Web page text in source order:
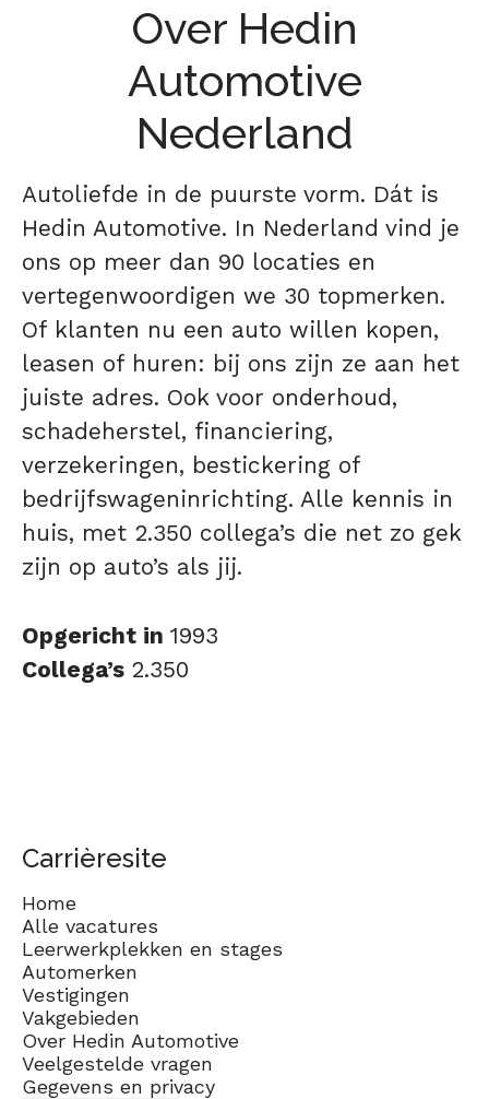
Over Hedin
Automotive
Nederland
Autoliefde in de puurste vorm. Dát is
Hedin Automotive. In Nederland vind je
ons op meer dan 90 locaties en
vertegenwoordigen we 30 topmerken.
Of klanten nu een auto willen kopen,
leasen of huren: bij ons zijn ze aan het
juiste adres. Ook voor onderhoud,
schadeherstel, financiering,
verzekeringen, bestickering of
bedrijfswageninrichting. Alle kennis in
huis, met 2.350 collega’s die net zo gek
zijn op auto’s als jij.
Opgericht in 1993
Collega’s 2.350
Carrièresite
Home
Alle vacatures
Leerwerkplekken en stages
Automerken
Vestigingen
Vakgebieden
Over Hedin Automotive
Veelgestelde vragen
Gegevens en privacy